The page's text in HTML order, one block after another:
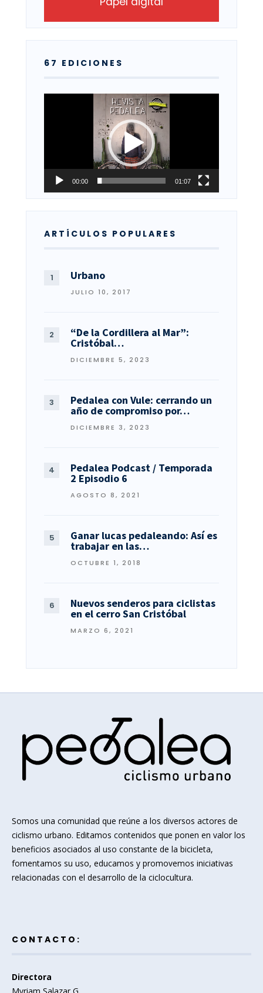
67 EDICIONES
00:00 01:07
ARTÍCULOS POPULARES
Urbano
JULIO 10, 2017
“De la Cordillera al Mar”:
Cristóbal…
DICIEMBRE 5, 2023
Pedalea con Vule: cerrando un
año de compromiso por…
DICIEMBRE 3, 2023
Pedalea Podcast / Temporada
2 Episodio 6
AGOSTO 8, 2021
Ganar lucas pedaleando: Así es
trabajar en las…
OCTUBRE 1, 2018
Nuevos senderos para ciclistas
en el cerro San Cristóbal
MARZO 6, 2021
Somos una comunidad que reúne a los diversos actores de
ciclismo urbano. Editamos contenidos que ponen en valor los
beneficios asociados al uso constante de la bicicleta,
fomentamos su uso, educamos y promovemos iniciativas
relacionadas con el desarrollo de la ciclocultura.
CONTACTO:
Directora